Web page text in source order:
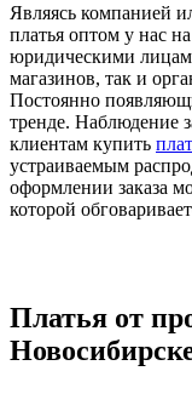
Являясь компанией
платья оптом у нас
юридическими
магазинов, так и
Постоянно
тренде. Наблюдение
клиентам купить
устраиваемым
оформлении заказа
которой
Платья от